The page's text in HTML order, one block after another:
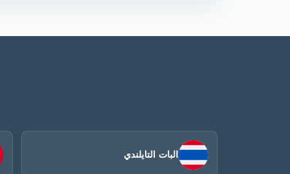
البات التايلندي